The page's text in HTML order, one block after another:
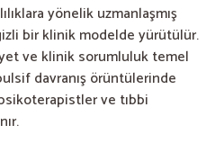
yönelik uzmanlaşmış
bir klinik modelde yürütülür.
ve klinik sorumluluk temel
davranış örüntülerinde
ve tıbbi